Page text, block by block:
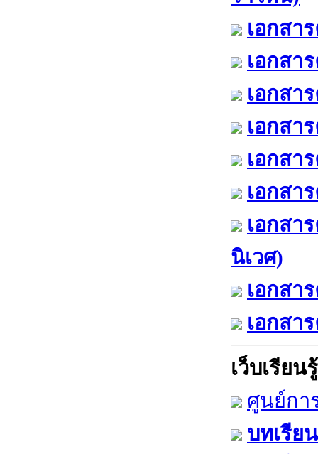
เอกสา
เอกสา
เอกสา
เอกสา
เอกสา
เอกสา
เอกสา
นิเวศ)
เอกสา
เอกสา
เว็บเรียนรู้
ศูนย์กา
บทเรีย